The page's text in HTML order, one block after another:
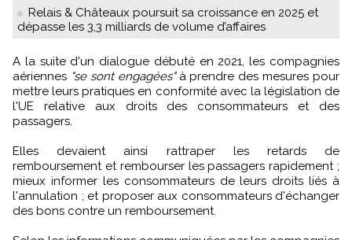
Relais & Châteaux poursuit sa croissance en 2025 et
dépasse les 3,3 milliards de volume d’affaires
A la suite d'un dialogue débuté en 2021, les compagnies
aériennes "se sont engagées"à prendre des mesures pour
mettre leurs pratiques en conformité avec la législation de
l'UE relative aux droits des consommateurs et des
passagers.
Elles devaient ainsi rattraper les retards de
remboursement et rembourser les passagers rapidement ;
mieux informer les consommateurs de leurs droits liés à
l'annulation ; et proposer aux consommateurs d'échanger
des bons contre un remboursement.